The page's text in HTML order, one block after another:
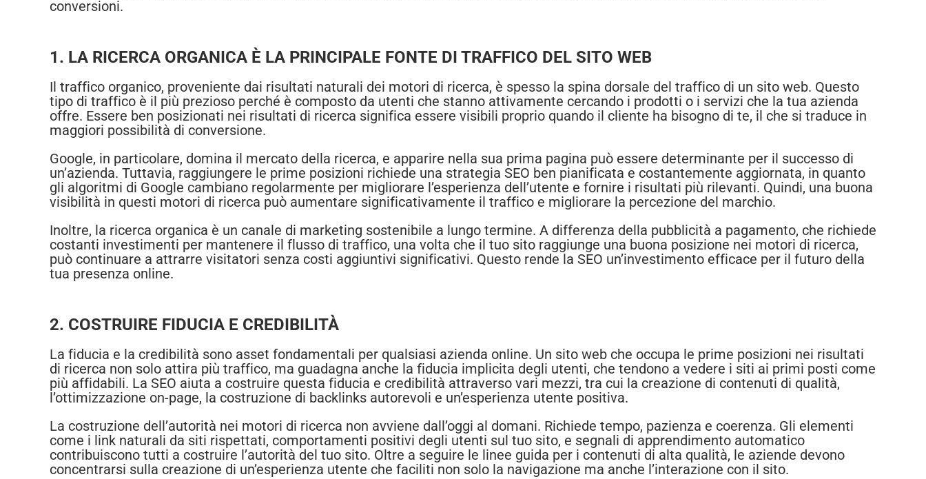
conversioni.
1. LA RICERCA ORGANICA È LA PRINCIPALE FONTE DI TRAFFICO DEL SITO WEB
Il traffico organico, proveniente dai risultati naturali dei motori di ricerca, è spesso la spina dorsale del traffico di un sito web. Questo
tipo di traffico è il più prezioso perché è composto da utenti che stanno attivamente cercando i prodotti o i servizi che la tua azienda
offre. Essere ben posizionati nei risultati di ricerca significa essere visibili proprio quando il cliente ha bisogno di te, il che si traduce in
maggiori possibilità di conversione.
Google, in particolare, domina il mercato della ricerca, e apparire nella sua prima pagina può essere determinante per il successo di
un’azienda. Tuttavia, raggiungere le prime posizioni richiede una strategia SEO ben pianificata e costantemente aggiornata, in quanto
gli algoritmi di Google cambiano regolarmente per migliorare l’esperienza dell’utente e fornire i risultati più rilevanti. Quindi, una buona
visibilità in questi motori di ricerca può aumentare significativamente il traffico e migliorare la percezione del marchio.
Inoltre, la ricerca organica è un canale di marketing sostenibile a lungo termine. A differenza della pubblicità a pagamento, che richiede
costanti investimenti per mantenere il flusso di traffico, una volta che il tuo sito raggiunge una buona posizione nei motori di ricerca,
può continuare a attrarre visitatori senza costi aggiuntivi significativi. Questo rende la SEO un’investimento efficace per il futuro della
tua presenza online.
2. COSTRUIRE FIDUCIA E CREDIBILITÀ
La fiducia e la credibilità sono asset fondamentali per qualsiasi azienda online. Un sito web che occupa le prime posizioni nei risultati
di ricerca non solo attira più traffico, ma guadagna anche la fiducia implicita degli utenti, che tendono a vedere i siti ai primi posti come
più affidabili. La SEO aiuta a costruire questa fiducia e credibilità attraverso vari mezzi, tra cui la creazione di contenuti di qualità,
l’ottimizzazione on-page, la costruzione di backlinks autorevoli e un’esperienza utente positiva.
La costruzione dell’autorità nei motori di ricerca non avviene dall’oggi al domani. Richiede tempo, pazienza e coerenza. Gli elementi
come i link naturali da siti rispettati, comportamenti positivi degli utenti sul tuo sito, e segnali di apprendimento automatico
contribuiscono tutti a costruire l’autorità del tuo sito. Oltre a seguire le linee guida per i contenuti di alta qualità, le aziende devono
concentrarsi sulla creazione di un’esperienza utente che faciliti non solo la navigazione ma anche l’interazione con il sito.